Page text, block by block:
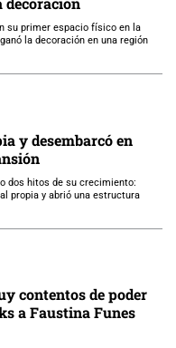
su primer espacio físico en la
la decoración en una región
y desembarcó en
dos hitos de su crecimiento:
propia y abrió una estructura
contentos de poder
a Faustina Funes